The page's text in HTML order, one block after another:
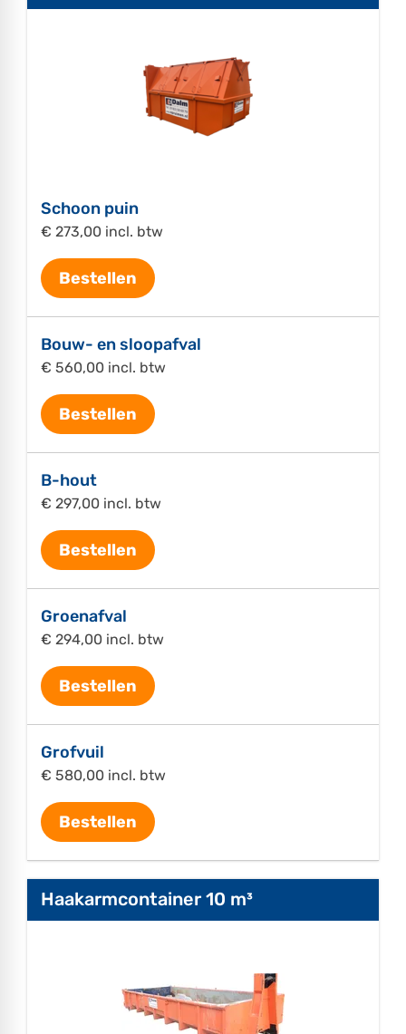
Schoon puin
€ 273,00 incl. btw
Bestellen
Bouw- en sloopafval
€ 560,00 incl. btw
Bestellen
B-hout
€ 297,00 incl. btw
Bestellen
Groenafval
€ 294,00 incl. btw
Bestellen
Grofvuil
€ 580,00 incl. btw
Bestellen
Haakarmcontainer 10 m³